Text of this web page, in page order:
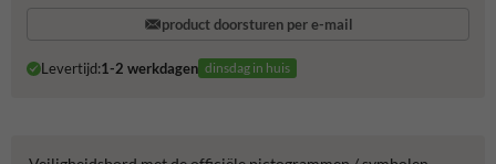
product doorsturen per e-mail
Levertijd:1-2 werkdagen dinsdag in huis